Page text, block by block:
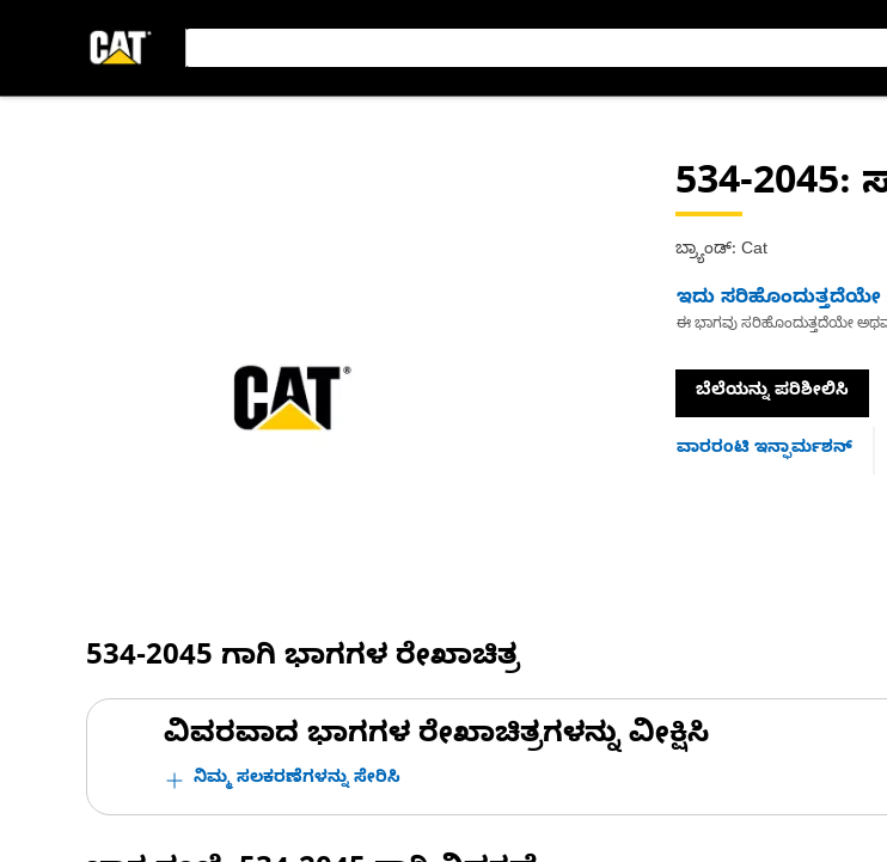
534-2045:
ಬ್ರ್ಯಾಂಡ್: Cat
ಇದು ಸರಿಹೊಂದುತ್ತದೆಯೇ
ಈ ಭಾಗವು ಸರಿಹೊಂದುತ್ತದೆಯೇ
ಬೆಲೆಯನ್ನು ಪರಿಶೀಲಿಸಿ
ವಾರರಂಟಿ ಇನ್ಫಾರ್ಮಶನ್
534-2045 ಗಾಗಿ ಭಾಗಗಳ ರೇಖಾಚಿತ್ರ
ವಿವರವಾದ ಭಾಗಗಳ ರೇಖಾಚಿತ್ರಗಳನ್ನು ವೀಕ್ಷಿಸಿ
ನಿಮ್ಮ ಸಲಕರಣೆಗಳನ್ನು ಸೇರಿಸಿ